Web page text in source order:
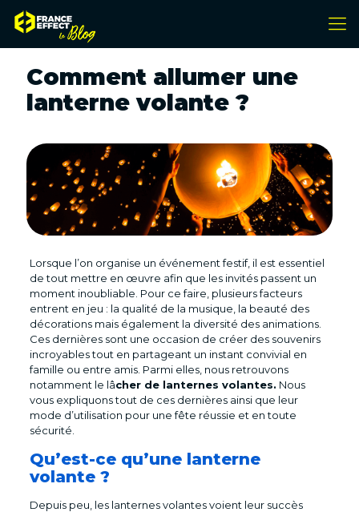
Comment allumer une
lanterne volante ?
Lorsque l’on organise un événement festif, il est essentiel
de tout mettre en œuvre afin que les invités passent un
moment inoubliable. Pour ce faire, plusieurs facteurs
entrent en jeu : la qualité de la musique, la beauté des
décorations mais également la diversité des animations.
Ces dernières sont une occasion de créer des souvenirs
incroyables tout en partageant un instant convivial en
famille ou entre amis. Parmi elles, nous retrouvons
notamment le lâcher de lanternes volantes. Nous
vous expliquons tout de ces dernières ainsi que leur
mode d’utilisation pour une fête réussie et en toute
sécurité.
Qu’est-ce qu’une lanterne
volante ?
Depuis peu, les lanternes volantes voient leur succès